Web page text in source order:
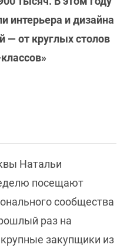
интерьера и дизайна
— от круглых столов
Натальи
посещают
сообщества
раз на
закупщики из